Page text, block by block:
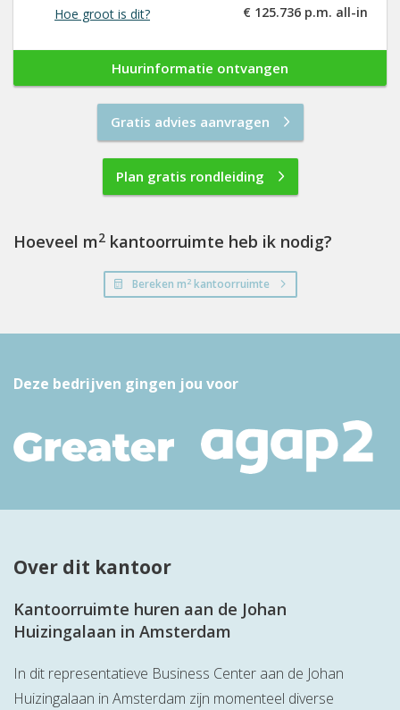
Hoe groot is dit?
€ 125.736 p.m. all-in
Huurinformatie ontvangen
Gratis advies aanvragen
Plan gratis rondleiding
Hoeveel m2 kantoorruimte heb ik nodig?
Bereken m2kantoorruimte
Deze bedrijven gingen jou voor
Over dit kantoor
Kantoorruimte huren aan de Johan
Huizingalaan in Amsterdam
In dit representatieve Business Center aan de Johan
Huizingalaan in Amsterdam zijn momenteel diverse